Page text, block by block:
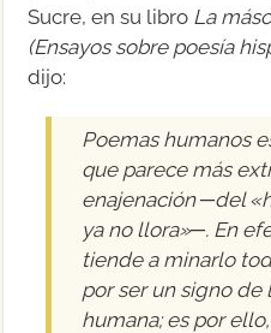
Sucre, en su libro La
(Ensayos sobre poesía
dijo:
Poemas humanos
que parece más
enajenación ─del
ya no llora»─. En
tiende a minarlo
por ser un signo de
humana; es por